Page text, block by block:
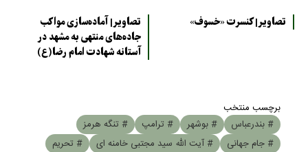
تصاویر| کنسرت «خسوف»
تصاویر| آماده‌سازی مواکب
جاده‌های منتهی به مشهد در
آستانه شهادت امام رضا(ع)
برچسب منتخب
# بندرعباس
# بوشهر # ترامپ
# تنگه هرمز
# جام جهانی
# آیت الله سید مجتبی خامنه ای
# تحریم